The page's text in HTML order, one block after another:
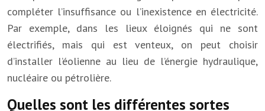
compléter l’insuffisance ou l’inexistence en électricité.
Par exemple, dans les lieux éloignés qui ne sont
électrifiés, mais qui est venteux, on peut choisir
d’installer l’éolienne au lieu de l’énergie hydraulique,
nucléaire ou pétrolière.
Quelles sont les différentes sortes